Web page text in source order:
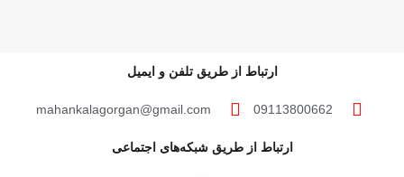
ارتباط از طریق تلفن و ایمیل
09113800662
mahankalagorgan@gmail.com
ارتباط از طریق شبکه‌های اجتماعی